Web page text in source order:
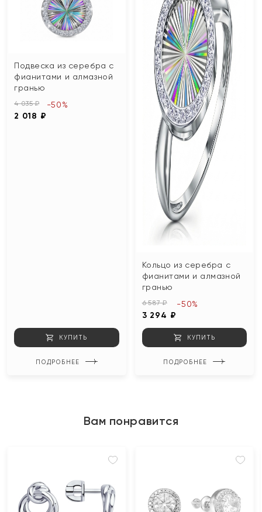
Подвеска из серебра с
фианитами и алмазной
гранью
4 035 ₽
2 018 ₽
-50%
КУПИТЬ
ПОДРОБНЕЕ
Кольцо из серебра с
фианитами и алмазной
гранью
6 587 ₽
3 294 ₽
-50%
КУПИТЬ
ПОДРОБНЕЕ
Вам понравится